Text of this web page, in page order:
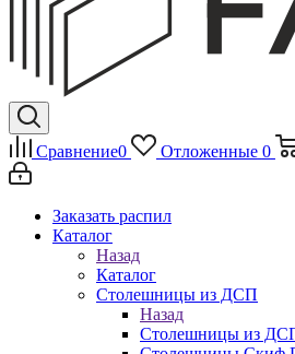
Сравнение0 Отложенные 0
Заказать распил
Каталог
Назад
Каталог
Столешницы из ДСП
Назад
Столешницы из